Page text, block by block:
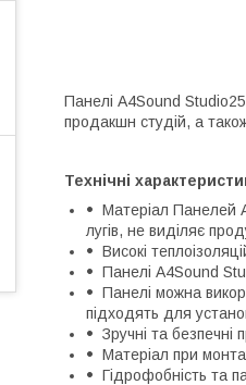
Панелі A4Sound Studio25
продакшн студій, а
Технічні
Матеріал Панелей
лугів, не виділяє
Високі
Панелі A4Sound
Панелі можна
підходять для
Зручні та
Матеріал при
Гідрофобність та